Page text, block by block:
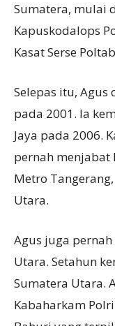
Sumatera, mulai
Kapuskodalops
Kasat Serse
Selepas itu, Agus
pada 2001. Ia
Jaya pada 2006.
pernah menjabat
Metro
Utara.
Agus juga
Utara. Setahun
Sumatera Utara.
Kabaharkam